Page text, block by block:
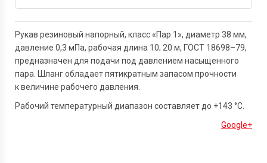
Задать вопрос
Рукав резиновый напорный, класс «Пар 1», диаметр 38 мм,
давление 0,3 мПа, рабочая длина 10; 20 м, ГОСТ 18698–79,
предназначен для подачи под давлением насыщенного
пара. Шланг обладает пятикратным запасом прочности
к величине рабочего давления.
Рабочий температурный диапазон составляет до +143 °С.
Google+